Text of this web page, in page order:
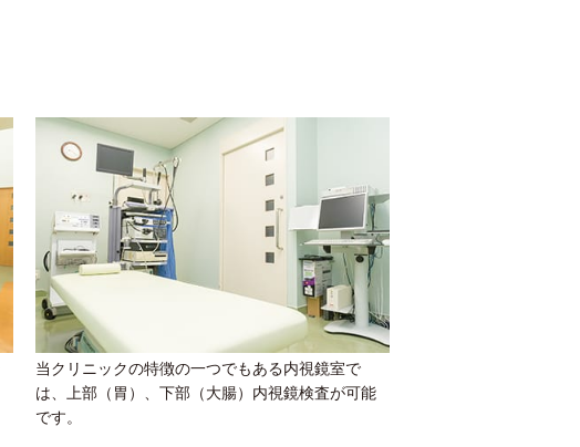
当クリニックの特徴の一つでもある内視鏡室で
は、上部（胃）、下部（大腸）内視鏡検査が可能
です。